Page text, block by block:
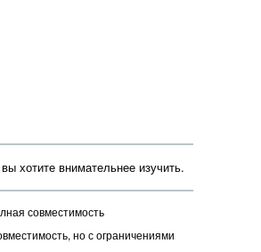
хотите внимательнее изучить.
совместимость
но с ограничениями